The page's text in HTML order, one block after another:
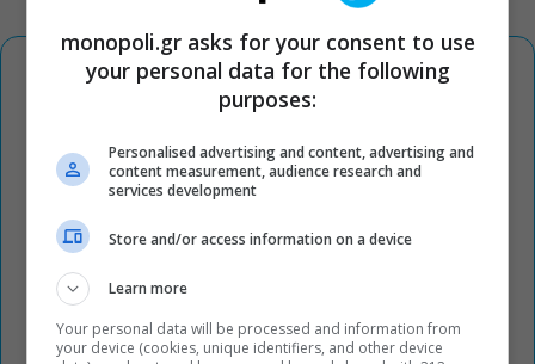
monopoli.gr asks for your consent to use
your personal data for the following
purposes:
Personalised advertising and content, advertising and
content measurement, audience research and
services development
Store and/or access information on a device
Learn more
Your personal data will be processed and information from
your device (cookies, unique identifiers, and other device